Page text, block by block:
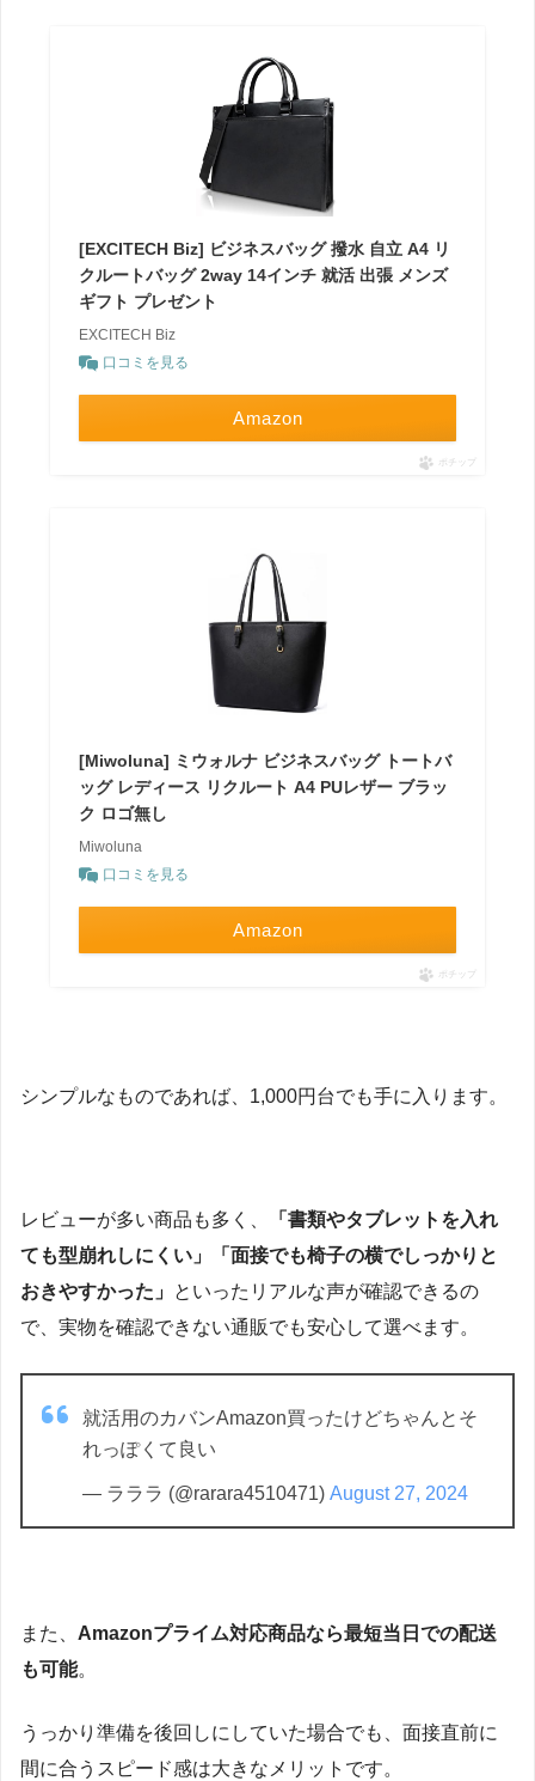
[EXCITECH Biz] ビジネスバッグ 撥水 自立 A4 リ
クルートバッグ 2way 14インチ 就活 出張 メンズ
ギフト プレゼント
EXCITECH Biz
口コミを見る
Amazon
ポチップ
[Miwoluna] ミウォルナ ビジネスバッグ トートバ
ッグ レディース リクルート A4 PUレザー ブラッ
ク ロゴ無し
Miwoluna
口コミを見る
Amazon
ポチップ
シンプルなものであれば、1,000円台でも手に入ります。
レビューが多い商品も多く、
「書類やタブレットを入れ
ても型崩れしにくい」「面接でも椅子の横でしっかりと
おきやすかった」
といったリアルな声が確認できるの
で、実物を確認できない通販でも安心して選べます。
就活用のカバンAmazon買ったけどちゃんとそ
れっぽくて良い
— ラララ (@rarara4510471) August 27, 2024
また、 Amazonプライム対応商品なら最短当日での配送
も可能。
うっかり準備を後回しにしていた場合でも、面接直前に
間に合うスピード感は大きなメリットです。